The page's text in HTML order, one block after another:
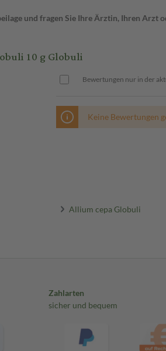
und fragen Sie Ihre Ärztin, Ihren Arzt
10 g Globuli
Bewertungen nur in der
Keine Bewertungen
Allium cepa Globuli
Zahlarten
sicher und bequem